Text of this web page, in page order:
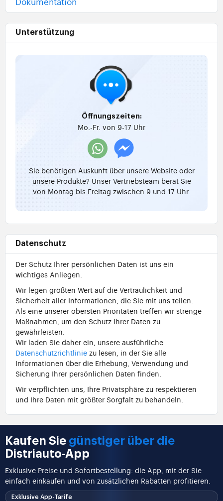
Unterstützung
Öffnungszeiten:
Mo.-Fr. von 9-17 Uhr
Sie benötigen Auskunft über unsere Website oder
unsere Produkte? Unser Vertriebsteam berät Sie
von Montag bis Freitag zwischen 9 und 17 Uhr.
Datenschutz
Der Schutz Ihrer persönlichen Daten ist uns ein
wichtiges Anliegen.
Wir legen größten Wert auf die Vertraulichkeit und
Sicherheit aller Informationen, die Sie mit uns teilen.
Als eine unserer obersten Prioritäten treffen wir strenge
Maßnahmen, um den Schutz Ihrer Daten zu
gewährleisten.
Wir laden Sie daher ein, unsere ausführliche
Datenschutzrichtlinie zu lesen, in der Sie alle
Informationen über die Erhebung, Verwendung und
Sicherung Ihrer persönlichen Daten finden.
Wir verpflichten uns, Ihre Privatsphäre zu respektieren
und Ihre Daten mit größter Sorgfalt zu behandeln.
Kaufen Sie günstiger über die
Distriauto-App
Exklusive Preise und Sofortbestellung: die App, mit der Sie
einfach einkaufen und von zusätzlichen Rabatten profitieren.
Exklusive App-Tarife